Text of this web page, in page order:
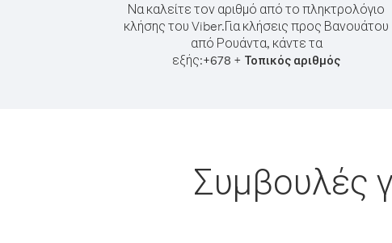
Να καλείτε τον αριθμό από το πληκτρολόγιο
κλήσης του Viber.Για κλήσεις προς Βανουάτου
από Ρουάντα, κάντε τα
εξής:+678 + Τοπικός αριθμός
Συμβουλές